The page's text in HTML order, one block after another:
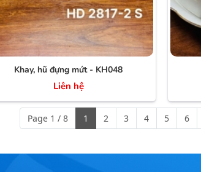
Khay, hũ đựng mứt - KH048
Liên hệ
Page 1 / 8 1 2 3 4 5 6